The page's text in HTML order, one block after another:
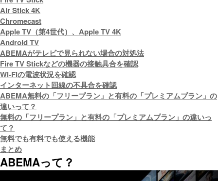
Air Stick 4K
Chromecast
Apple TV（第4世代）、Apple TV 4K
Android TV
ABEMAがテレビで見られない場合の対処法
Fire TV Stickなどの機器の接触具合を確認
Wi-Fiの電波状況を確認
インターネット回線の不具合を確認
ABEMA無料の「フリープラン」と有料の「プレミアムプラン」の
違いって？
無料の「フリープラン」と有料の「プレミアムプラン」の違いっ
て？
無料でも有料でも使える機能
まとめ
ABEMAって？